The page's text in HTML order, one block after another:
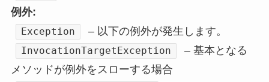
例外:
Exception – 以下の例外が発生します。
InvocationTargetException
– 基本となる
メソッドが例外をスローする場合